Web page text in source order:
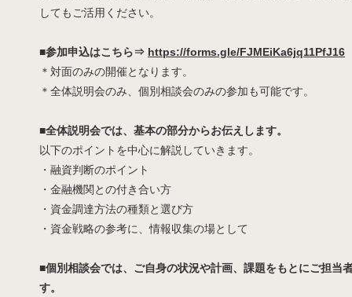
してもご活用ください。
■参加申込はこちら⇒ https://forms.gle/FJMEiKa6jq11PfJ16
＊対面のみの開催となります。
＊全体説明会のみ、個別相談会のみの参加も可能です。
■全体説明会では、基本の部分からお伝えします。
以下のポイントを中心に解説していきます。
・融資判断のポイント
・金融機関との付き合い方
・資金調達方法の種類と選び方
・資金戦略の参考に、情報収集の場として
■個別相談会では、ご自身の状況や計画、課題をもとにご担当
す。